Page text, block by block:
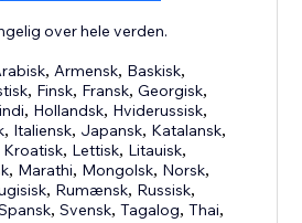
over hele verden.
, Armensk, Baskisk,
, Finsk, Fransk,Georgisk,
, Hollandsk, Hviderussisk,
, Italiensk, Japansk, Katalansk,
Kroatisk, Lettisk, Litauisk,
, Marathi, Mongolsk, Norsk,
, Rumænsk, Russisk,
,Svensk,Tagalog,Thai,